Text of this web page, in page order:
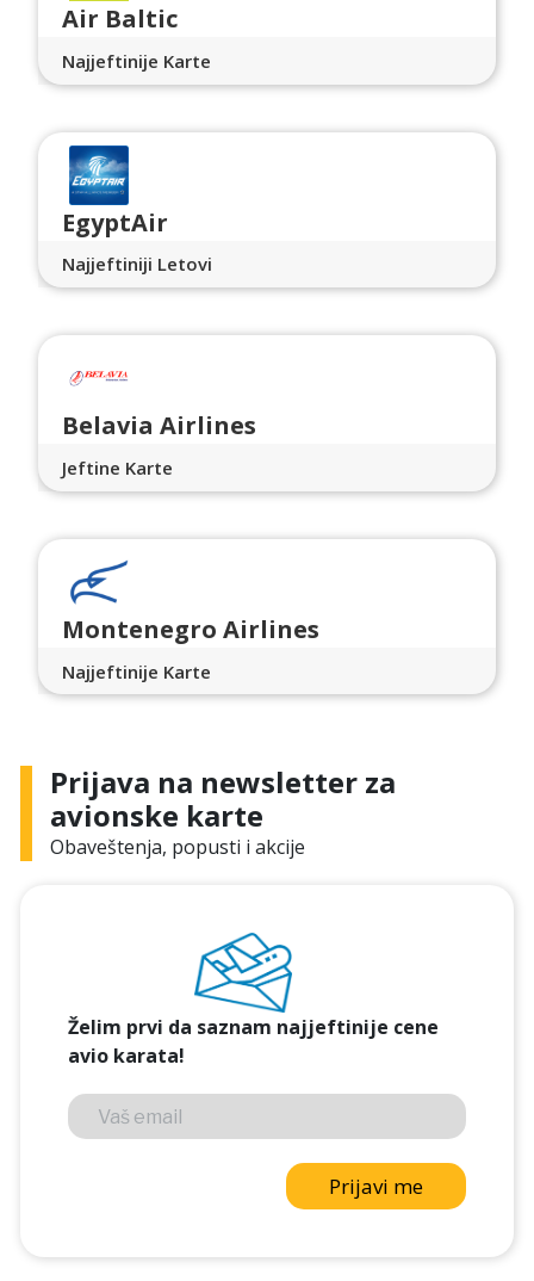
Air Baltic
Najjeftinije Karte
EgyptAir
Najjeftiniji Letovi
Belavia Airlines
Jeftine Karte
Montenegro Airlines
Najjeftinije Karte
Prijava na newsletter za
avionske karte
Obaveštenja, popusti i akcije
Želim prvi da saznam najjeftinije cene
avio karata!
Prijavi me